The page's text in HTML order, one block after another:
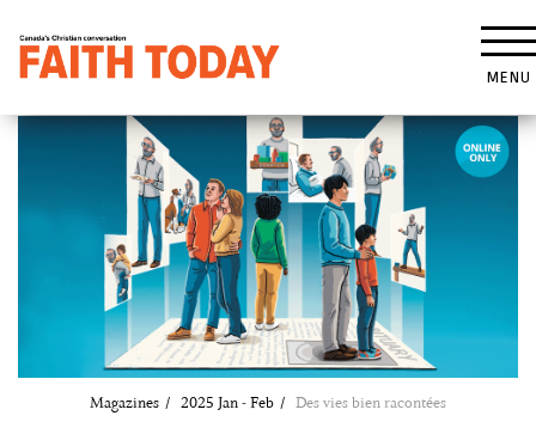
MENU
Magazines 2025 Jan - Feb Des vies bien racontées